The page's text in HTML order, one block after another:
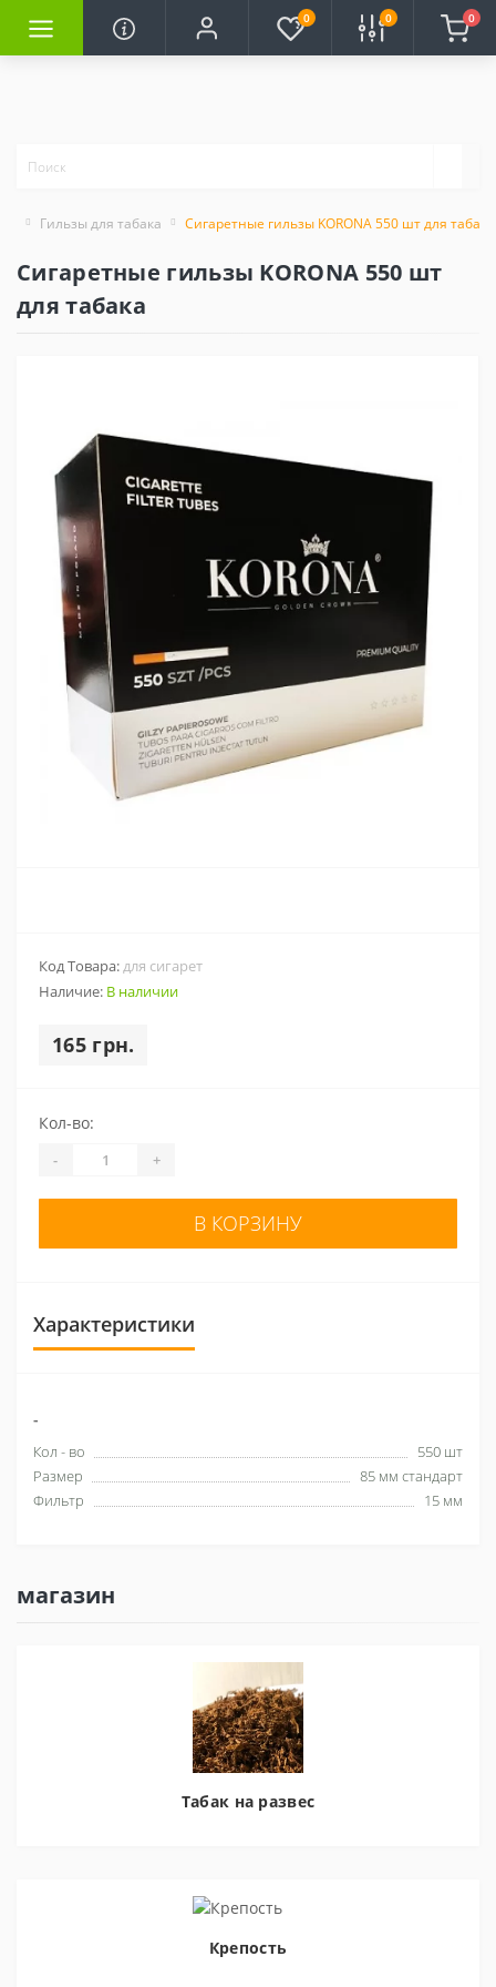
0 0 0
Гильзы для табака Сигаретные гильзы KORONA 550 шт для табака
Сигаретные гильзы KORONA 550 шт
для табака
Код Товара:для сигарет
Наличие: В наличии
165 грн.
Кол-во:
- +
В КОРЗИНУ
Характеристики
-
Кол - во
550 шт
Размер
85 мм стандарт
Фильтр
15 мм
магазин
Табак на развес
Крепость